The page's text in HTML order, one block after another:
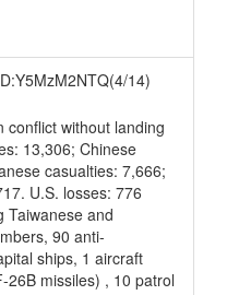
14)
conflict without landing
13,306; Chinese
casualties: 7,666;
U.S. losses: 776
Taiwanese and
90 anti-
ships, 1 aircraft
26B missiles) , 10 patrol